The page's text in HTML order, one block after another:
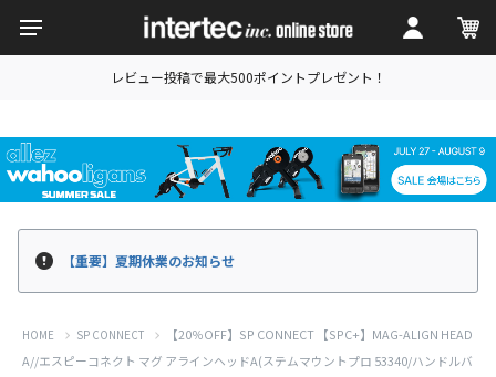
レビュー投稿で最大500ポイントプレゼント！
【重要】夏期休業のお知らせ
HOME SP CONNECT
【20％OFF】SP CONNECT 【SPC+】MAG-ALIGN HEAD
A//エスピーコネクト マグ アラインヘッドA(ステムマウントプロ 53340/ハンドルバ